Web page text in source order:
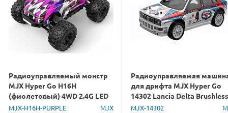
Радиоуправляемый монстр
MJX Hyper Go H16H
(фиолетовый) 4WD 2.4G LED
GPS 1/16 RTR
MJX-H16H-PURPLE MJX
Радиоуправляемая
для дрифта MJX Hyper Go
14302 Lancia Delta Brushless
4WD 2.4G LED 1/14 RTR
MJX-14302